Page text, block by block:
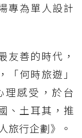
專為單人設計
友善的時代，
何時旅遊」
感受，於台
、土耳其，推
旅行企劃》。